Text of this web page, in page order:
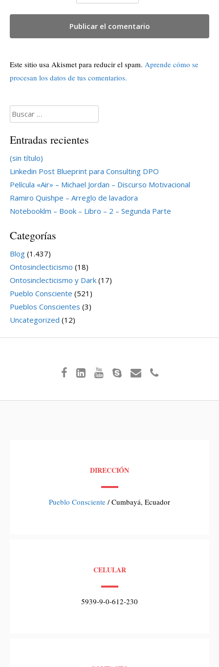
Este sitio usa Akismet para reducir el spam. Aprende cómo se
procesan los datos de tus comentarios.
Buscar:
Entradas recientes
(sin título)
Linkedin Post Blueprint para Consulting DPO
Película «Air» – Michael Jordan – Discurso Motivacional
Ramiro Quishpe – Arreglo de lavadora
Notebooklm – Book – Libro – 2 – Segunda Parte
Categorías
Blog (1.437)
Ontosinclecticismo (18)
Ontosinclecticismo y Dark (17)
Pueblo Consciente (521)
Pueblos Conscientes (3)
Uncategorized (12)
DIRECCIÓN
Pueblo Consciente / Cumbayá, Ecuador
CELULAR
5939-9-0-612-230